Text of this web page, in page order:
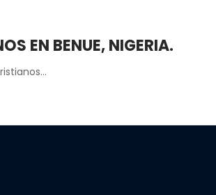
EN BENUE, NIGERIA.